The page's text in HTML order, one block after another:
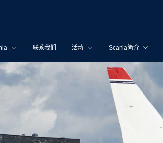
联系我们 活动 Scania简介